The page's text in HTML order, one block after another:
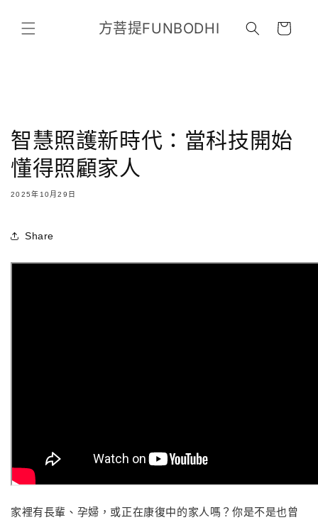
容
方菩提FUNBODHI
物
智慧照護新時代：當科技開始
懂得照顧家人
2025年10月29日
Share
家裡有長輩、孕婦，或正在康復中的家人嗎？你是不是也曾